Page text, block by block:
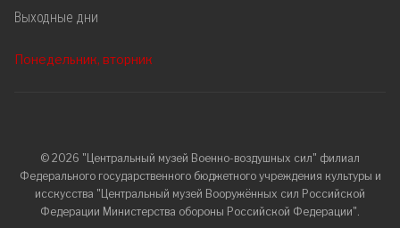
Выходные дни
Понедельник, вторник
© 2026 "Центральный музей Военно-воздушных сил" филиал
Федерального государственного бюджетного учреждения культуры и
исскусства "Центральный музей Вооружённых сил Российской
Федерации Министерства обороны Российской Федерации".